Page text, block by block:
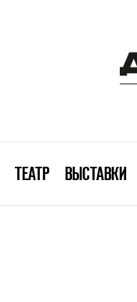
ТЕАТР ВЫСТАВКИ